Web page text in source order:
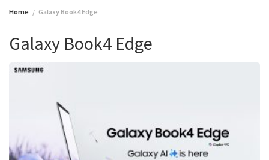
Home Galaxy Book4 Edge
Galaxy Book4 Edge